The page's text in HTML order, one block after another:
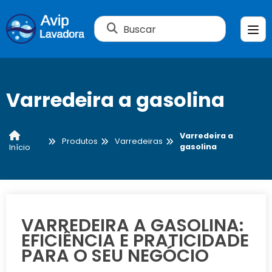
Buscar
Varredeira a gasolina
Início
Produtos Varredeiras
Varredeira a
gasolina
VARREDEIRA A GASOLINA:
EFICIÊNCIA E PRATICIDADE
PARA O SEU NEGÓCIO